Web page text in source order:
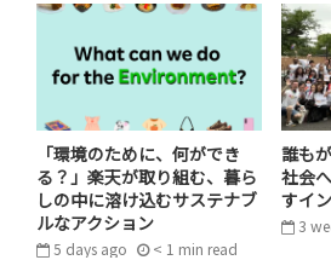
「環境のために、何ができ
る？」楽天が取り組む、暮ら
しの中に溶け込むサステナブ
ルなアクション
5 days ago < 1 min read
誰も
社会
すイ
3